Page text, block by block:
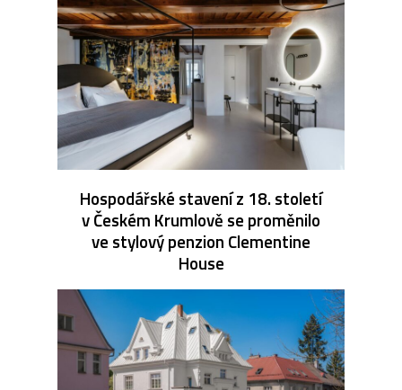
Hospodářské stavení z 18. století
v Českém Krumlově se proměnilo
ve stylový penzion Clementine
House